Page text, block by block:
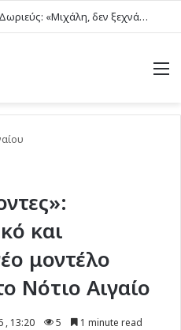
D24 Δίκτυο Φίλων Δ.Α.Ν.Σ. Δωριεύς: «Μιχάλη, δεν ξεχνάμε – Η βία δεν είναι μαγκιά»
και
μοντέλο
Νότιο Αιγαίο
, 13:20 5 1 minute read